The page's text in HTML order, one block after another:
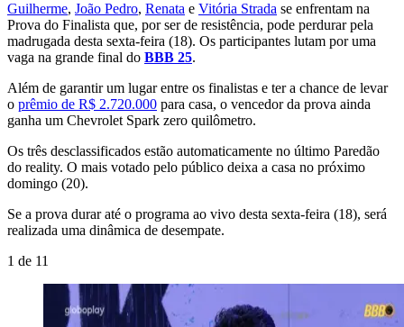
Guilherme, João Pedro, Renata e Vitória Strada se enfrentam na
Prova do Finalista que, por ser de resistência, pode perdurar pela
madrugada desta sexta-feira (18). Os participantes lutam por uma
vaga na grande final do BBB 25.
Além de garantir um lugar entre os finalistas e ter a chance de levar
o prêmio de R$ 2.720.000 para casa, o vencedor da prova ainda
ganha um Chevrolet Spark zero quilômetro.
Os três desclassificados estão automaticamente no último Paredão
do reality. O mais votado pelo público deixa a casa no próximo
domingo (20).
Se a prova durar até o programa ao vivo desta sexta-feira (18), será
realizada uma dinâmica de desempate.
1 de 11